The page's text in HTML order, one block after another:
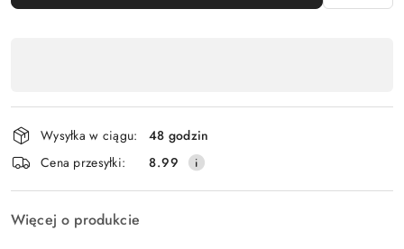
płatność
i
dostawa
Wysyłka w ciągu:
48 godzin
Cena przesyłki:
8.99
Więcej o produkcie